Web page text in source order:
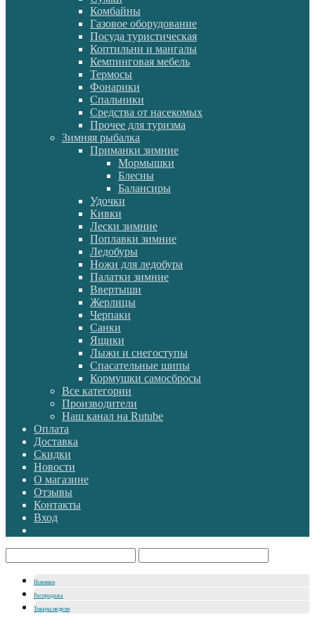
Комбайны
Газовое оборудование
Посуда туристическая
Коптильни и мангалы
Кемпинговая мебель
Термосы
Фонарики
Спальники
Средства от насекомых
Прочее для туризма
Зимняя рыбалка
Приманки зимние
Мормышки
Блесны
Балансиры
Удочки
Кивки
Лески зимние
Поплавки зимние
Ледобуры
Ножи для ледобура
Палатки зимние
Ввертыши
Жерлицы
Черпаки
Санки
Ящики
Лыжи и снегоступы
Спасательные шипы
Кормушки самосбросы
Все категории
Производители
Наш канал на Rutube
Оплата
Доставка
Скидки
Новости
О магазине
Отзывы
Контакты
Вход
Новинки
Распродажа
Товары недели